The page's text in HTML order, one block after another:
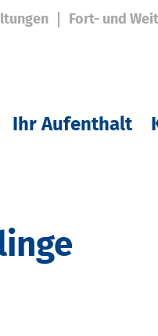
Fort- und
Ihr Aufenthalt